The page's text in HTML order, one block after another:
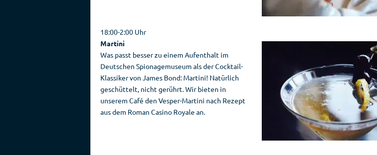
18:00-2:00 Uhr
Martini
Was passt besser zu einem Aufenthalt im
Deutschen Spionagemuseum als der Cocktail-
Klassiker von James Bond: Martini! Natürlich
geschüttelt, nicht gerührt. Wir bieten in
unserem Café den Vesper-Martini nach Rezept
aus dem Roman Casino Royale an.